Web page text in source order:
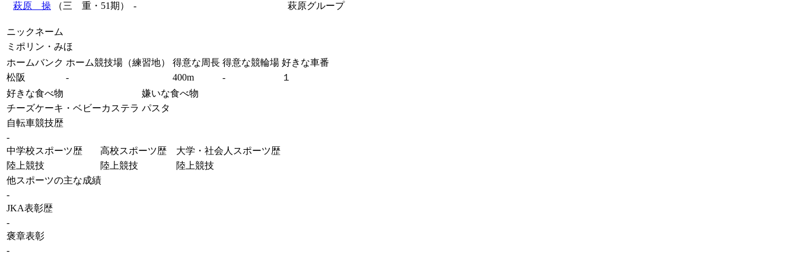
萩原 操 （三 重・51期） - 萩原グループ
ニックネーム
ミポリン・みほ
ホームバンク ホーム競技場（練習地） 得意な周長 得意な競輪場 好きな車番
松阪
- 400m -
１
好きな食べ物
嫌いな食べ物
チーズケーキ・ベビーカステラ パスタ
自転車競技歴
-
中学校スポーツ歴
高校スポーツ歴
大学・社会人スポーツ歴
陸上競技
陸上競技
陸上競技
他スポーツの主な成績
-
JKA表彰歴
-
褒章表彰
-